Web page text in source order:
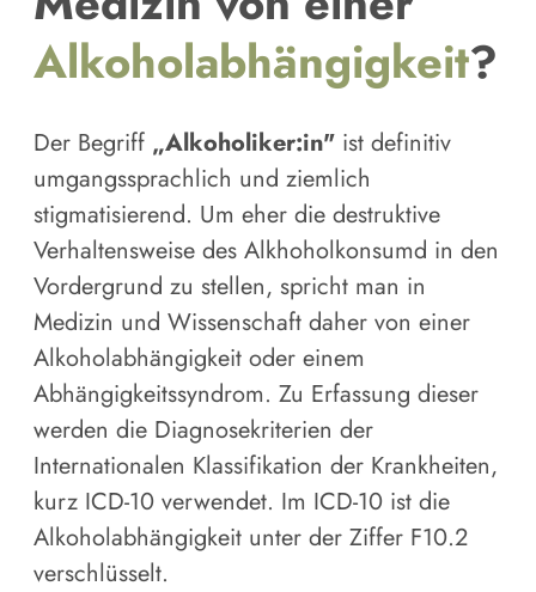
Alkoholabhängigkeit?
Der Begriff „Alkoholiker:in" ist definitiv
umgangssprachlich und ziemlich
stigmatisierend. Um eher die destruktive
Verhaltensweise des Alkhoholkonsumd in den
Vordergrund zu stellen, spricht man in
Medizin und Wissenschaft daher von einer
Alkoholabhängigkeit oder einem
Abhängigkeitssyndrom. Zu Erfassung dieser
werden die Diagnosekriterien der
Internationalen Klassifikation der Krankheiten,
kurz ICD-10 verwendet. Im ICD-10 ist die
Alkoholabhängigkeit unter der Ziffer F10.2
verschlüsselt.